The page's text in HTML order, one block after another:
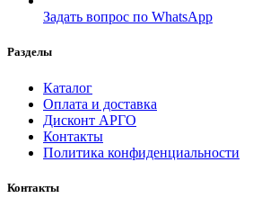
Задать вопрос по WhatsApp
Разделы
Каталог
Оплата и доставка
Дисконт АРГО
Контакты
Политика конфиденциальности
Контакты